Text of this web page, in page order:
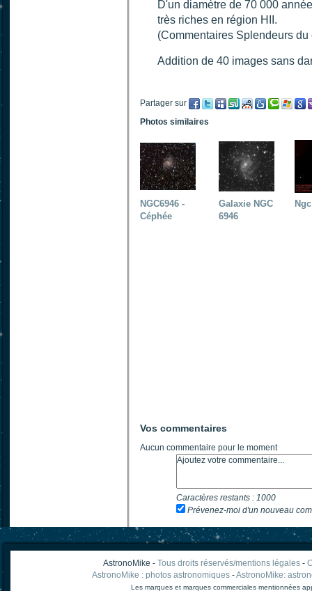
D'un diamètre de 70 000
très riches en région HII.
(Commentaires Splendeurs
Addition de 40 images sans
Partager sur
Photos similaires
NGC6946 -
Céphée
Galaxie NGC
6946
Vos commentaires
Aucun commentaire pour le moment
Caractères restants : 1000
Prévenez-moi d'un nouveau
AstronoMike - Tous droits réservés/mentions légales-
AstronoMike : photos astronomiques -AstronoMike:
Les marques et marques commerciales mentionnées